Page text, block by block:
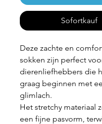
Sofortkauf
Deze zachte en
sokken zijn perfect
dierenliefhebbers die
graag beginnen met
glimlach.
Het stretchy materiaal
een fijne pasvorm,